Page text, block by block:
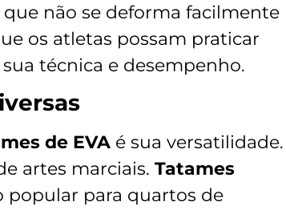
não se deforma facilmente
os atletas possam praticar
técnica e desempenho.
de EVA é sua versatilidade.
artes marciais. Tatames
popular para quartos de